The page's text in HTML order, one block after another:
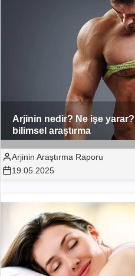
Arjinin nedir? Ne işe
bilimsel araştırma
Arjinin Araştırma Raporu
19.05.2025